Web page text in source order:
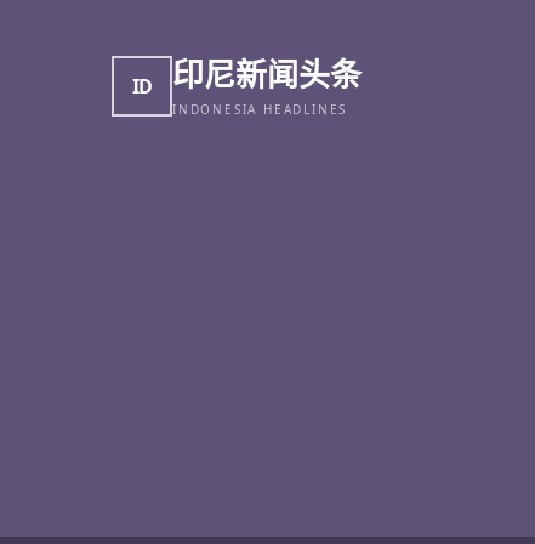
ID 印尼新闻头条
INDONESIA HEADLINES